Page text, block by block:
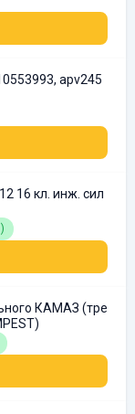
apv245
16 кл. инж. сил
КАМАЗ (тре